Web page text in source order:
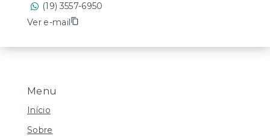
Menu
Início
Sobre
(19) 3557-6950
Ver e-mail